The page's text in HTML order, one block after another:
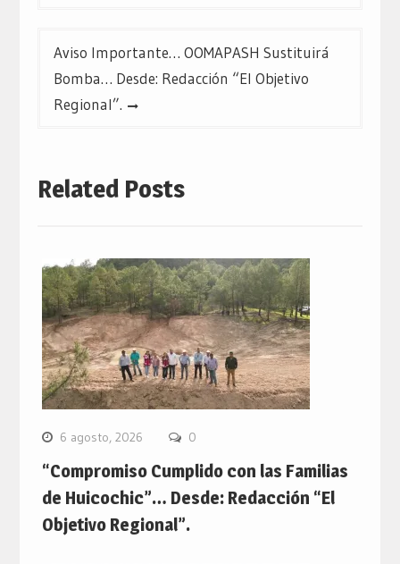
Aviso Importante… OOMAPASH Sustituirá
Bomba… Desde: Redacción “El Objetivo
Regional”.
Related Posts
6 agosto, 2026 0
“Compromiso Cumplido con las Familias
de Huicochic”… Desde: Redacción “El
Objetivo Regional”.